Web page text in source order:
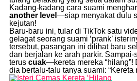
Kadang-kadang cara suami
another level —siap menyakat dulu
kejutan!
Baru-baru ini, tular di TikTok satu
gelagat seorang suami ‘prank’
tersebut, pasangan ini dilihat baru
dan berjalan ke arah parkir. Sampai-
terus cuak—kereta mereka “hilang”!
dia bertalu-talu tanya suami: “Kereta